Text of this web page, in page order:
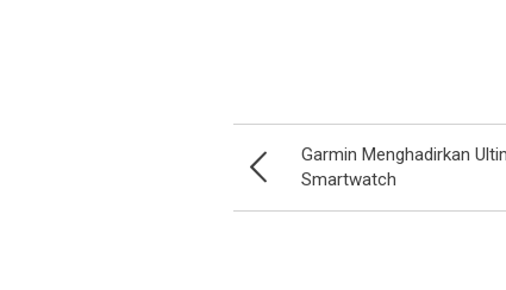
Garmin Menghadirkan
Smartwatch